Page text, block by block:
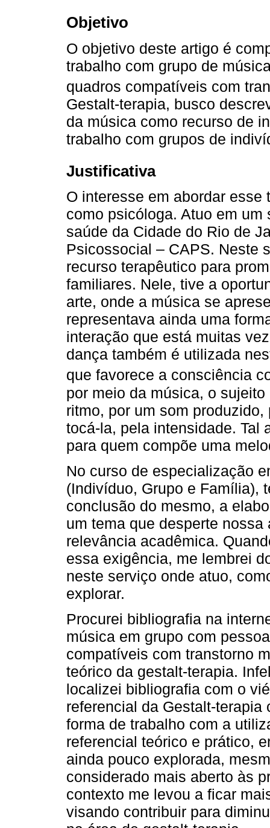
Objetivo
O objetivo deste artigo é
trabalho com grupo de
quadros compatíveis com
Gestalt-terapia, busco
da música como recurso de
trabalho com grupos de
Justificativa
O interesse em abordar
como psicóloga. Atuo em
saúde da Cidade do Rio de
Psicossocial – CAPS. Neste
recurso terapêutico para
familiares. Nele, tive a
arte, onde a música se
representava ainda uma
interação que está muitas
dança também é utilizada
que favorece a consciência
por meio da música, o
ritmo, por um som
tocá-la, pela intensidade. Tal
para quem compõe uma
No curso de especialização
(Indivíduo, Grupo e Família),
conclusão do mesmo, a
um tema que desperte
relevância acadêmica.
essa exigência, me lembrei
neste serviço onde atuo,
explorar.
Procurei bibliografia na
música em grupo com
compatíveis com transtorno
teórico da gestalt-terapia.
localizei bibliografia com o
referencial da Gestalt-
forma de trabalho com a
referencial teórico e prático,
ainda pouco explorada,
considerado mais aberto às
contexto me levou a ficar
visando contribuir para